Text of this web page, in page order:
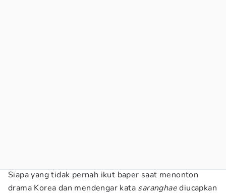
Siapa yang tidak pernah ikut baper saat menonton
drama Korea dan mendengar kata saranghaediucapkan